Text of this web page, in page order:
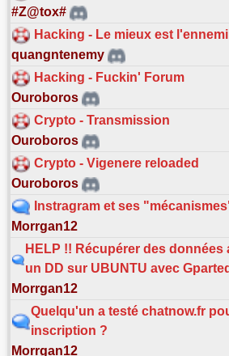
#Z@tox#
Hacking - Le mieux est
quangntenemy
Hacking - Fuckin' Forum
Ouroboros
Crypto - Transmission
Ouroboros
Crypto - Vigenere reloaded
Ouroboros
Instragram et ses
Morrgan12
HELP !! Récupérer des données
un DD sur UBUNTU avec Gparted
Morrgan12
Quelqu'un a testé chatnow.fr
inscription ?
Morrgan12